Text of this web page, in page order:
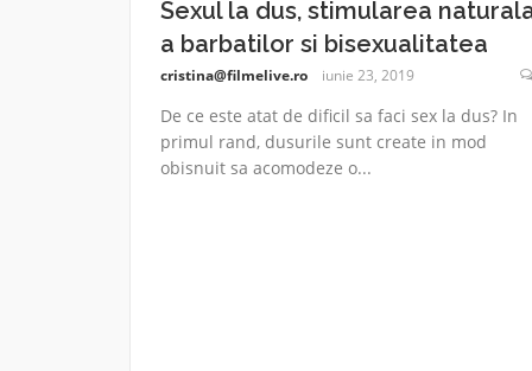
Sexul la dus, stimularea
a barbatilor si bisexualitatea
cristina@filmelive.ro iunie 23, 2019
De ce este atat de dificil sa faci sex la dus? In
primul rand, dusurile sunt create in mod
obisnuit sa acomodeze o...